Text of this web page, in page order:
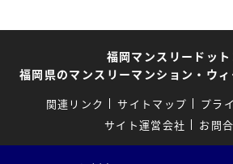
福岡マンスリードット
福岡県のマンスリーマンション・ウ
関連リンク サイトマップ
プラ
サイト運営会社
お問